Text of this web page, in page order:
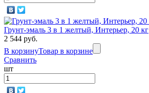
Грунт-эмаль 3 в 1 желтый, Интерьер, 20 кг
2 544 руб.
В корзинуТовар в корзине
Сравнить
шт